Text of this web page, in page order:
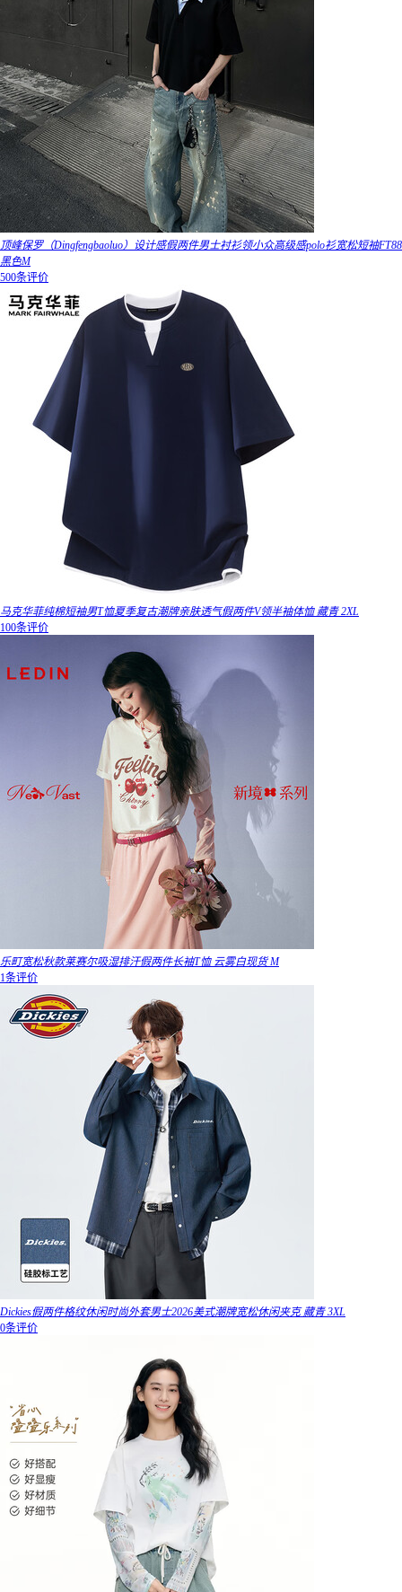
顶峰保罗（Dingfengbaoluo）设计感假两件男士衬衫领小众高级感polo衫宽松短袖FT88
黑色M
500条评价
马克华菲纯棉短袖男T恤夏季复古潮牌亲肤透气假两件V领半袖体恤 藏青 2XL
100条评价
乐町宽松秋款莱赛尔吸湿排汗假两件长袖T恤 云雾白现货 M
1条评价
Dickies假两件格纹休闲时尚外套男士2026美式潮牌宽松休闲夹克 藏青 3XL
0条评价